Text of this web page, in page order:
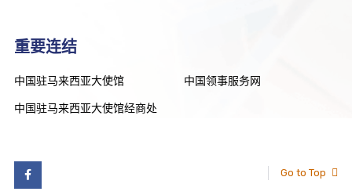
重要连结
中国驻马来西亚大使馆 中国领事服务网
中国驻马来西亚大使馆经商处
Go to Top